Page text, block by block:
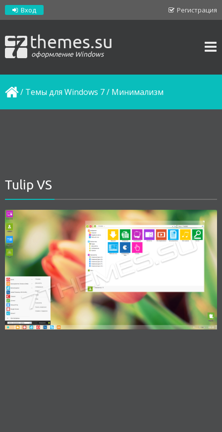
Регистрация
Вход
themes.su
оформление Windows
/ Темы для Windows 7/ Минимализм
Tulip VS